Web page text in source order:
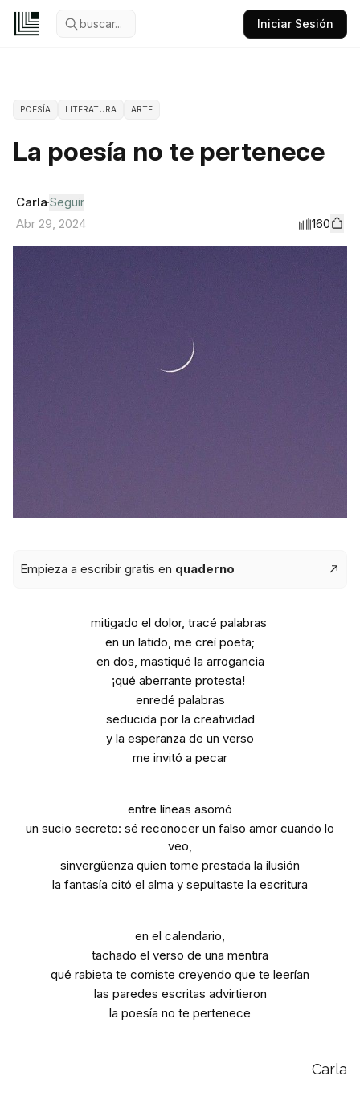
buscar... Iniciar Sesión
POESÍA LITERATURA ARTE
La poesía no te pertenece
Carla Seguir
Abr 29, 2024
160
Empieza a escribir gratis en quaderno
mitigado el dolor, tracé palabras
en un latido, me creí poeta;
en dos, mastiqué la arrogancia
¡qué aberrante protesta!
enredé palabras
seducida por la creatividad
y la esperanza de un verso
me invitó a pecar
entre líneas asomó
un sucio secreto: sé reconocer un falso amor cuando lo
veo,
sinvergüenza quien tome prestada la ilusión
la fantasía citó el alma y sepultaste la escritura
en el calendario,
tachado el verso de una mentira
qué rabieta te comiste creyendo que te leerían
las paredes escritas advirtieron
la poesía no te pertenece
Carla